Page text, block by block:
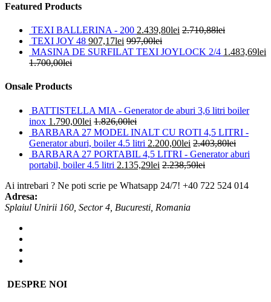
Featured Products
TEXI BALLERINA - 200 2.439,80lei 2.710,88lei
TEXI JOY 48 907,17lei 997,00lei
MASINA DE SURFILAT TEXI JOYLOCK 2/4 1.483,69lei
1.700,00lei
Onsale Products
BATTISTELLA MIA - Generator de aburi 3,6 litri boiler
inox 1.790,00lei 1.826,00lei
BARBARA 27 MODEL INALT CU ROTI 4,5 LITRI -
Generator aburi, boiler 4.5 litri 2.200,00lei 2.403,80lei
BARBARA 27 PORTABIL 4,5 LITRI - Generator aburi
portabil, boiler 4.5 litri 2.135,29lei 2.238,50lei
Ai intrebari ? Ne poti scrie pe Whatsapp 24/7! +40 722 524 014
Adresa:
Splaiul Unirii 160, Sector 4, Bucuresti, Romania
DESPRE NOI